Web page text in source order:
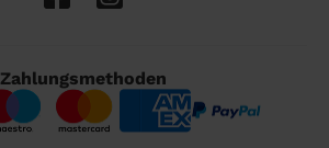
Zahlungsmethoden